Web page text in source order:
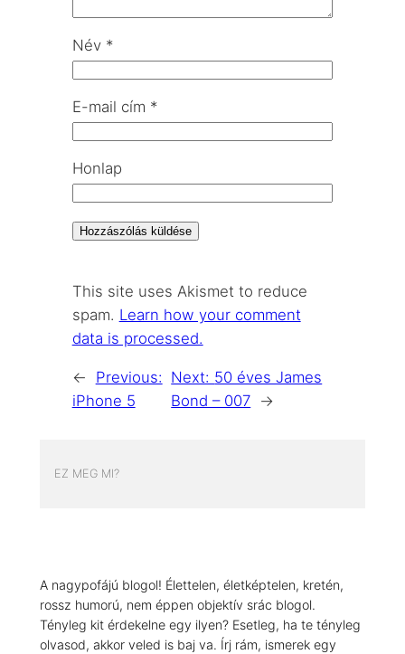
Név *
E-mail cím *
Honlap
This site uses Akismet to reduce
spam. Learn how your comment
data is processed.
←
Previous:
iPhone 5
Next: 50 éves James
Bond – 007 →
EZ MEG MI?
A nagypofájú blogol! Élettelen, életképtelen, kretén,
rossz humorú, nem éppen objektív srác blogol.
Tényleg kit érdekelne egy ilyen? Esetleg, ha te tényleg
olvasod, akkor veled is baj va. Írj rám, ismerek egy